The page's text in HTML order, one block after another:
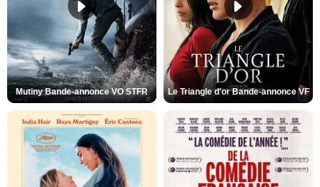
Mutiny Bande-annonce VO STFR Le Triangle d'or Bande-annonce VF